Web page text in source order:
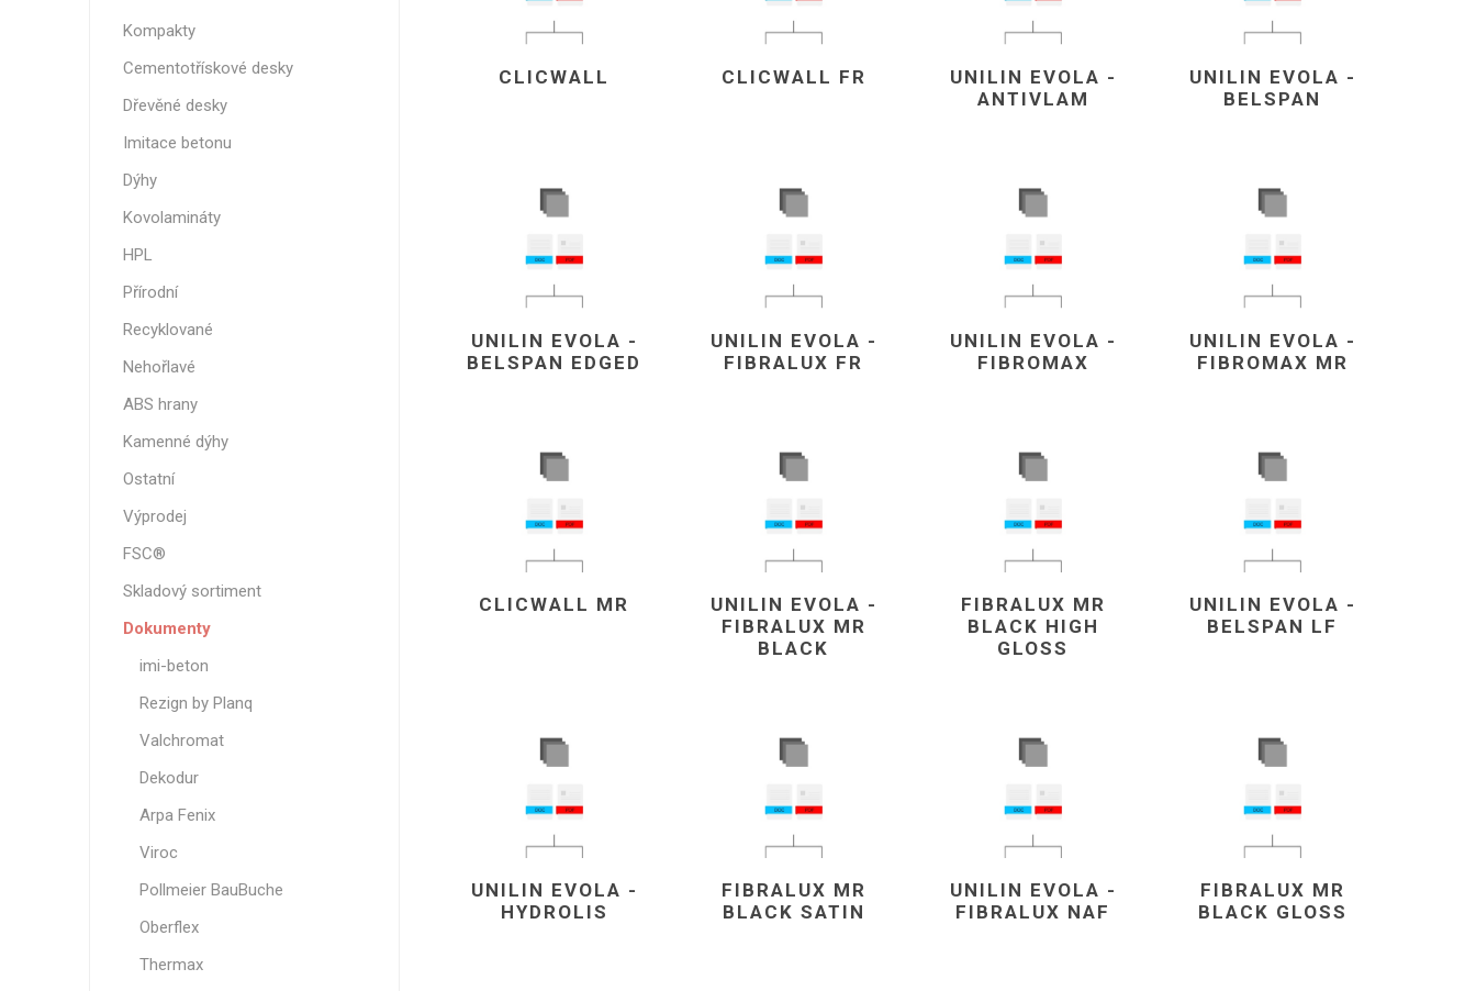
KOVOLAMINÁTY
Odolné proti
HPL
dekory
Kovolamináty
Probarvené
Bezotiskové
Lamináty s
PŘÍRODNÍ RECYKLOVANÉ
Recyklovaný
plast
NEHOŘLAVÉ ABS
KAMENNÉ
OSTATNÍ
materiál
VÝPRODEJ FSC® DOKUMENTY
CLICWALL CLICWALL FR
UNILIN EVOLA -
ANTIVLAM
UNILIN EVOLA -
BELSPAN
UNILIN EVOLA -
BELSPAN EDGED
UNILIN EVOLA -
FIBRALUX FR
UNILIN EVOLA -
FIBROMAX
UNILIN EVOLA -
FIBROMAX MR
CLICWALL MR
UNILIN EVOLA -
FIBRALUX MR
BLACK
FIBRALUX MR
BLACK HIGH
GLOSS
UNILIN EVOLA -
BELSPAN LF
UNILIN EVOLA -
HYDROLIS
FIBRALUX MR
BLACK SATIN
UNILIN EVOLA -
FIBRALUX NAF
FIBRALUX MR
BLACK GLOSS
Kompakty
Cementotřískové desky
Dřevěné desky
Imitace betonu
Dýhy
Kovolamináty
HPL
Přírodní
Recyklované
Nehořlavé
ABS hrany
Kamenné dýhy
Ostatní
Výprodej
FSC®
Skladový sortiment
Dokumenty
imi-beton
Rezign by Planq
Valchromat
Dekodur
Arpa Fenix
Viroc
Pollmeier BauBuche
Oberflex
Thermax